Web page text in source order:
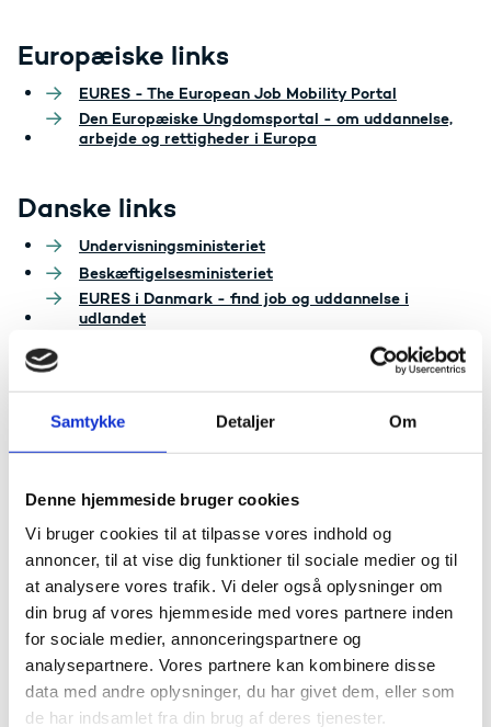
Samtykke Detaljer Om
Denne hjemmeside bruger cookies
Vi bruger cookies til at tilpasse vores indhold og
annoncer, til at vise dig funktioner til sociale medier og til
at analysere vores trafik. Vi deler også oplysninger om
din brug af vores hjemmeside med vores partnere inden
for sociale medier, annonceringspartnere og
analysepartnere. Vores partnere kan kombinere disse
data med andre oplysninger, du har givet dem, eller som
de har indsamlet fra din brug af deres tjenester.
Europæiske links
EURES - The European Job Mobility Portal
Den Europæiske Ungdomsportal - om uddannelse,
arbejde og rettigheder i Europa
Danske links
Undervisningsministeriet
Beskæftigelsesministeriet
EURES i Danmark - find job og uddannelse i
udlandet
Praktikpladsen.dk - mødested for elever og
Grib Verden - for dig, der gerne vil ud i verden
Euroguidance - et europæisk netværk af nationale
ressourcecentre for vejledning
jobsøgende og arbejdsgivere i hele landet.
Work in Denmark - Workindenmark.dk er Danmarks
officielle hjemmeside for international rekruttering
og jobsøgning.
International Citizen Service - service til
udlændinge, der kommer til Danmark for at bo og
arbejde. Her kan man få hjælp til det praktiske samt
vejledning og information.